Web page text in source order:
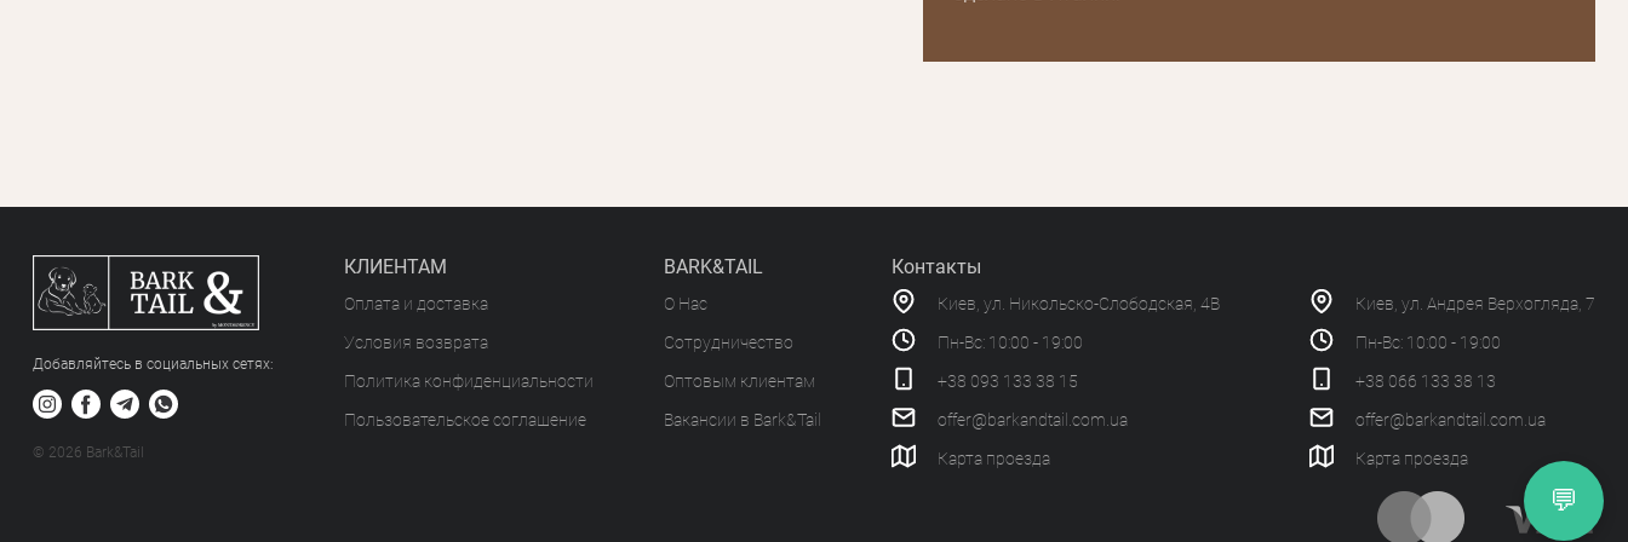
Добавляйтесь в социальных сетяx:
© 2026 Bark&Tail
КЛИЕНТАМ
Оплата и доставка
Условия возврата
Политика конфиденциальности
Пользовательское соглашение
BARK&TAIL
О Нас
Сотрудничество
Оптовым клиентам
Вакансии в Bark&Tail
Контакты
Киев, ул. Никольско-Слободская, 4В
Пн-Вс: 10:00 - 19:00
+38 093 133 38 15
offer@barkandtail.com.ua
Карта проезда
Киев, ул. Андрея Верхогляда, 7
Пн-Вс: 10:00 - 19:00
+38 066 133 38 13
offer@barkandtail.com.ua
Карта проезда
💬